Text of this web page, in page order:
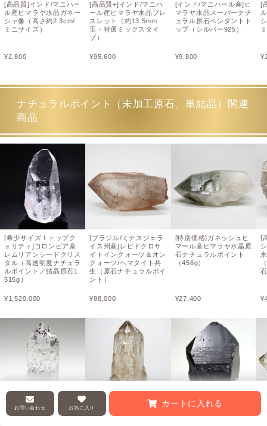
カートに入れる
お気に入り
お問い合わせ
[高品質]インド/マニハー
ル産ヒマラヤ水晶ガネー
シャ像（高さ約2.3cm/
ミニサイズ）
¥2,800
[高品質+]インド/マニハ
ール産ヒマラヤ水晶ブレ
スレット（約13.5mm
玉・特選ミックスタイ
プ）
¥95,600
[インド/マニハール産]ヒ
マラヤ水晶スーパーナチ
ュラル原石ペンダントト
ップ（シルバー925）
¥9,800
[
¥
ナチュラルポイント（未加工原石、単結晶）関連
商品
[希少サイズ！トップク
ォリティ]コロンビア産
レムリアンシードクリス
タル（高透明度ナチュラ
ルポイント／結晶原石1
515g）
¥1,520,000
ナミビア共和国ブランド
[ブラジル/ミナスジェラ
イス州産]レピドクロサ
イトインクォーツ＆オン
クォーツ/ヘマタイト共
生（原石ナチュラルポイ
ント）
¥88,000
[希少・トップクォリテ
[特別価格]ガネッシュヒ
マール産ヒマラヤ水晶原
石ナチュラルポイント
（456g）
¥27,400
[
¥